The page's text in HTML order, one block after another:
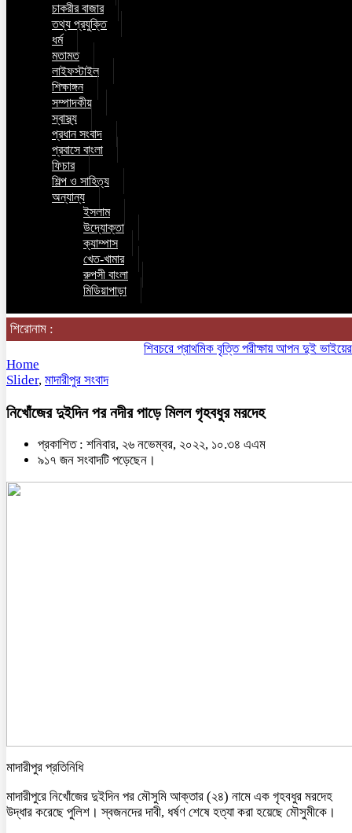
চাকরীর বাজার
তথ্য প্রযুক্তি
ধর্ম
মতামত
লাইফস্টাইল
শিক্ষাঙ্গন
সম্পাদকীয়
স্বাস্থ্য
প্রধান সংবাদ
প্রবাসে বাংলা
ফিচার
শিল্প ও সাহিত্য
অন্যান্য
ইসলাম
উদ্যোক্তা
ক্যাম্পাস
খেত-খামার
রুপসী বাংলা
মিডিয়াপাড়া
শিরোনাম :
শিবচরে প্রাথমিক বৃত্তি পরীক্ষায় আপন দুই ভাইয়ের
Home
Slider, মাদারীপুর সংবাদ
নিখোঁজের দুইদিন পর নদীর পাড়ে মিলল গৃহবধুর মরদেহ
প্রকাশিত : শনিবার, ২৬ নভেম্বর, ২০২২, ১০.৩৪ এএম
৯১৭ জন সংবাদটি পড়েছেন।
মাদারীপুর প্রতিনিধি
মাদারীপুরে নিখোঁজের দুইদিন পর মৌসুমি আক্তার (২৪) নামে এক গৃহবধুর মরদেহ
উদ্ধার করেছে পুলিশ। স্বজনদের দাবী, ধর্ষণ শেষে হত্যা করা হয়েছে মৌসুমীকে।